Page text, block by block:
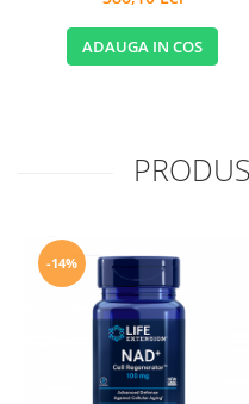
ADAUGA IN COS
-14%